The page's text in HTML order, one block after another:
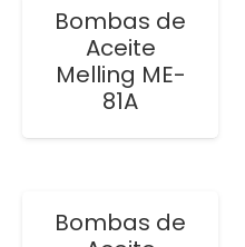
Bombas de
Aceite
Melling ME-
81A
Bombas de